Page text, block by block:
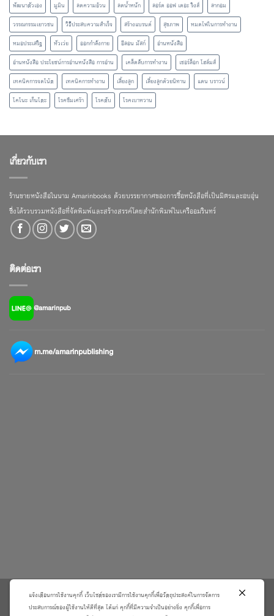
พัฒนาตัวเอง
มูมิน ลดความอ้วน ลดน้ำหนัก ลอร์ด ออฟ เดอะ ริงส์
ลากอม
วรรณกรรมเยาวชน
วิธีประสบความสำเร็จ สร้างแบรนด์ สุขภาพ
หมดไฟในการทำงาน
หมอประเสริฐ
หัวเว่ย ออกกำลังกาย อีลอน มัสก์
อ่านหนังสือ
อ่านหนังสือ ประโยชน์การอ่านหนังสือ การอ่าน
เคล็ดลับการทำงาน
เชอร์ล็อก โฮล์มส์
เทคนิคการจดโน้ต
เทคนิคการทำงาน เลี้ยงลูก เลี้ยงลูกด้วยนิทาน
แดน บราวน์
โคโนะ เก็นโตะ
โรคซึมเศร้า โรคตับ โรคเบาหวาน
เกี่ยวกับเรา
ร้านขายหนังสือในนาม Amarinbooks ด้วยบรรยากาศของการซื้อหนังสือที่เป็นมิตรและอบอุ่น
ซึ่งได้รวบรวมหนังสือที่จัดพิมพ์และสร้างสรรค์โดยสำนักพิมพ์ในเครืออมรินทร์
ติดต่อเรา
@amarinpub
m.me/amarinpublishing
\
แจ้งเตือนการใช้งานคุกกี้ เว็บไซต์ของเรามีการใช้งานคุกกี้เพื่อวัตถุประสงค์ในการจัดการ
ประสบการณ์ของผู้ใช้งานให้ดีที่สุด ได้แก่ คุกกี้ที่มีความจำเป็นอย่างยิ่ง คุกกี้เพื่อการ